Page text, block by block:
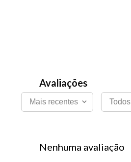
Mais recentes Todos
Nenhuma avaliação